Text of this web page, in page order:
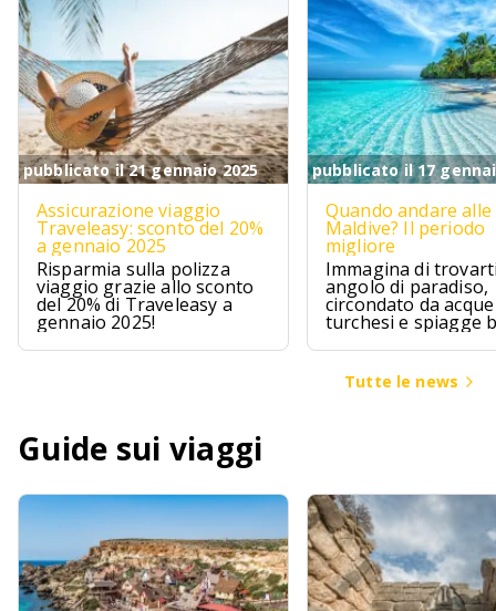
pubblicato il 21 gennaio 2025
Assicurazione viaggio
Traveleasy: sconto del 20%
a gennaio 2025
Risparmia sulla polizza
viaggio grazie allo sconto
del 20% di Traveleasy a
gennaio 2025!
pubblicato il 17
Quando andare alle
Maldive? Il periodo
migliore
Immagina di
angolo di paradiso,
circondato da acque
turchesi e spiagge
Le Maldive sono
questo, un sogno
avvera per chi
un pizzico di
Tutte le news
Guide sui viaggi